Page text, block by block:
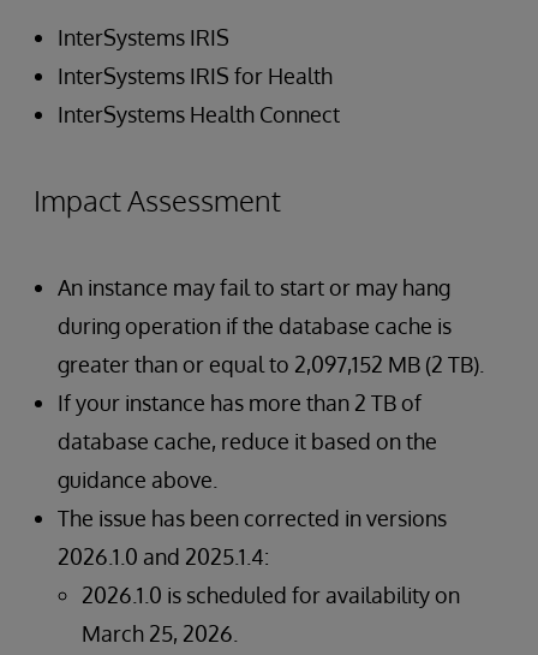
InterSystems IRIS
InterSystems IRIS for Health
InterSystems Health Connect
Impact Assessment
An instance may fail to start or may hang
during operation if the database cache is
greater than or equal to 2,097,152 MB (2 TB).
If your instance has more than 2 TB of
database cache, reduce it based on the
guidance above.
The issue has been corrected in versions
2026.1.0 and 2025.1.4:
2026.1.0 is scheduled for availability on
March 25, 2026.